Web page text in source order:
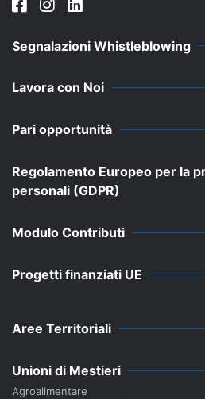
Segnalazioni Whistleblowing
Lavora con Noi
Pari opportunità
Regolamento Europeo per la
personali (GDPR)
Modulo Contributi
Progetti finanziati UE
Aree Territoriali
Unioni di Mestieri
Agroalimentare